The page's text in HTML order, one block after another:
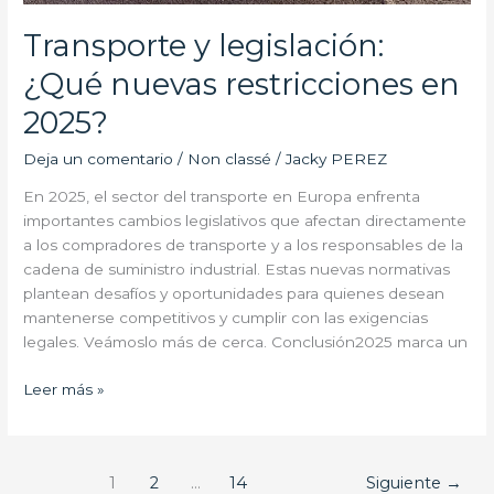
Transporte y legislación:
¿Qué nuevas restricciones en
2025?
Deja un comentario / Non classé /Jacky PEREZ
En 2025, el sector del transporte en Europa enfrenta
importantes cambios legislativos que afectan directamente
a los compradores de transporte y a los responsables de la
cadena de suministro industrial. Estas nuevas normativas
plantean desafíos y oportunidades para quienes desean
mantenerse competitivos y cumplir con las exigencias
legales. Veámoslo más de cerca. Conclusión2025 marca un
Leer más »
1 2 … 14 Siguiente →